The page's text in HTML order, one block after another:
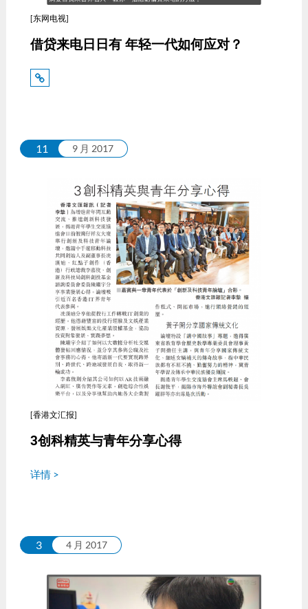
[东网电视]
借贷来电日日有 年轻一代如何应对？
11 9 月 2017
[香港文汇报]
3创科精英与青年分享心得
详情 >
3 4 月 2017